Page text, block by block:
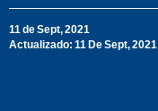
11 de Sept, 2021
Actualizado: 11 De Sept, 2021